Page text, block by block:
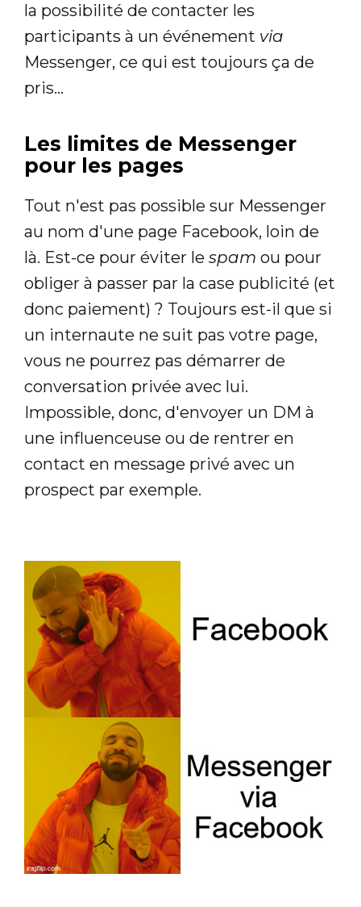
la possibilité de contacter les
participants à un événement via
Messenger, ce qui est toujours ça de
pris...
Les limites de Messenger
pour les pages
Tout n'est pas possible sur Messenger
au nom d'une page Facebook, loin de
là. Est-ce pour éviter le spam ou pour
obliger à passer par la case publicité (et
donc paiement) ? Toujours est-il que si
un internaute ne suit pas votre page,
vous ne pourrez pas démarrer de
conversation privée avec lui.
Impossible, donc, d'envoyer un DM à
une influenceuse ou de rentrer en
contact en message privé avec un
prospect par exemple.